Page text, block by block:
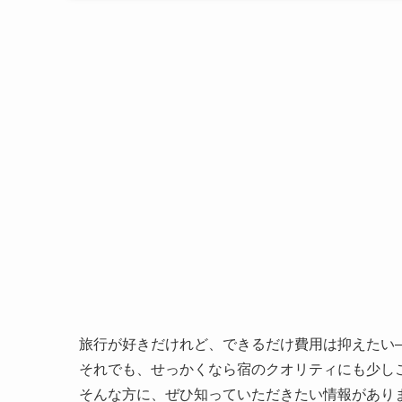
旅行が好きだけれど、できるだけ費用は抑えた
それでも、せっかくなら宿のクオリティにも少し
そんな方に、ぜひ知っていただきたい情報があり